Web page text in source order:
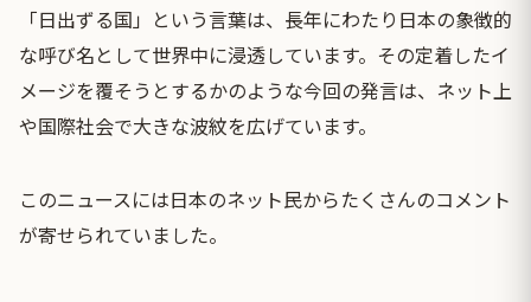
「日出ずる国」という言葉は、長年にわたり日本の象徴的
な呼び名として世界中に浸透しています。その定着したイ
メージを覆そうとするかのような今回の発言は、ネット上
や国際社会で大きな波紋を広げています。
このニュースには日本のネット民からたくさんのコメント
が寄せられていました。